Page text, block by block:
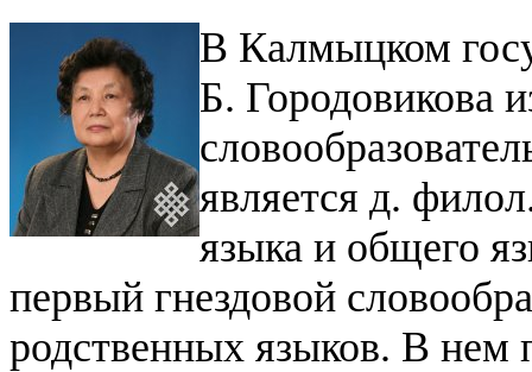
В Калмыцком
Б. Городовикова
является д.
языка и общего
первый гнездовой
родственных языков. В нем